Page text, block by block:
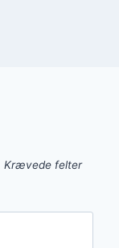
Krævede felter